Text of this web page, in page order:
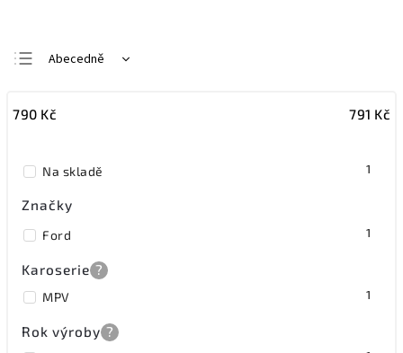
Abecedně
Nejdražší
790 Kč 791 Kč
Na skladě 1
Značky
Ford 1
Karoserie ?
MPV 1
Rok výroby ?